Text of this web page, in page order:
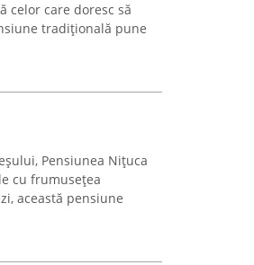
celor care doresc să
tradițională pune
Pensiunea Nițuca
cu frumusețea
această pensiune